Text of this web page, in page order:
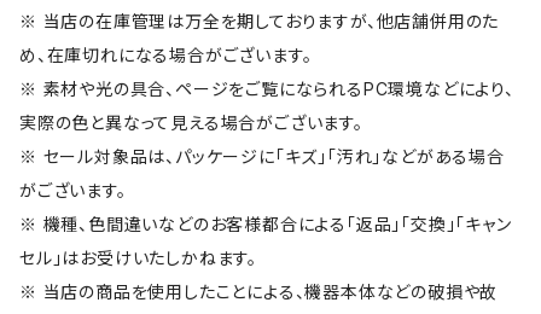
※ 当店の在庫管理は万全を期しておりますが、他店舗併用のた
め、在庫切れになる場合がございます。
※ 素材や光の具合、ページをご覧になられるPC環境などにより、
実際の色と異なって見える場合がございます。
※ セール対象品は、パッケージに「キズ」「汚れ」などがある場合
がございます。
※ 機種、色間違いなどのお客様都合による「返品」「交換」「キャン
セル」はお受けいたしかねます。
※ 当店の商品を使用したことによる、機器本体などの破損や故